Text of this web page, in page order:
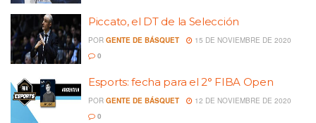
Piccato, el DT de la Selección
POR GENTE DE BÁSQUET
15 DE NOVIEMBRE DE 2020
0
Esports: fecha para el 2° FIBA Open
POR GENTE DE BÁSQUET
12 DE NOVIEMBRE DE 2020
0